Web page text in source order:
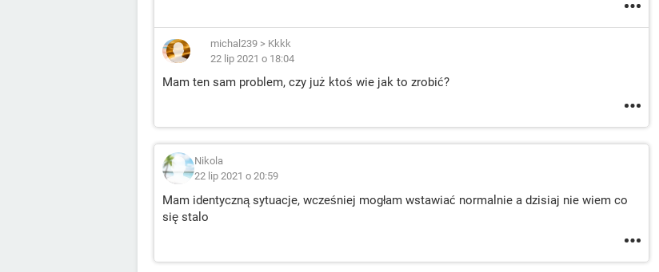
michal239 > Kkkk
22 lip 2021 o 18:04
Mam ten sam problem, czy już ktoś wie jak to zrobić?
Nikola
22 lip 2021 o 20:59
Mam identyczną sytuacje, wcześniej mogłam wstawiać normalnie a dzisiaj nie wiem co
się stalo